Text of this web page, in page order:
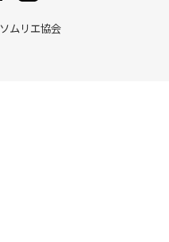
ムリエ協会